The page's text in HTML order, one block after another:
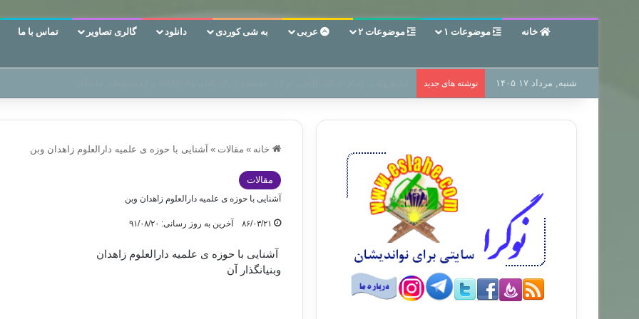
خانه موضوعات ۱ موضوعات ۲ عربی به شی کوردی دانلود گالری تصاویر تماس با ما
شنبه, مرداد ۱۷ ۱۴۰۵ نوشته های جدید
خانه » مقالات » آشنايی با حوزه ی علميه دارالعلوم زاهدان وبن
مقالات
آشنايی با حوزه ی علميه دارالعلوم زاهدان وبن
۸۶/۰۳/۲۱ آخرین به روز رسانی: ۹۱/۰۸/۲۰
آشنايی با حوزه ی علميه دارالعلوم زاهدان
وبنيانگذار آن